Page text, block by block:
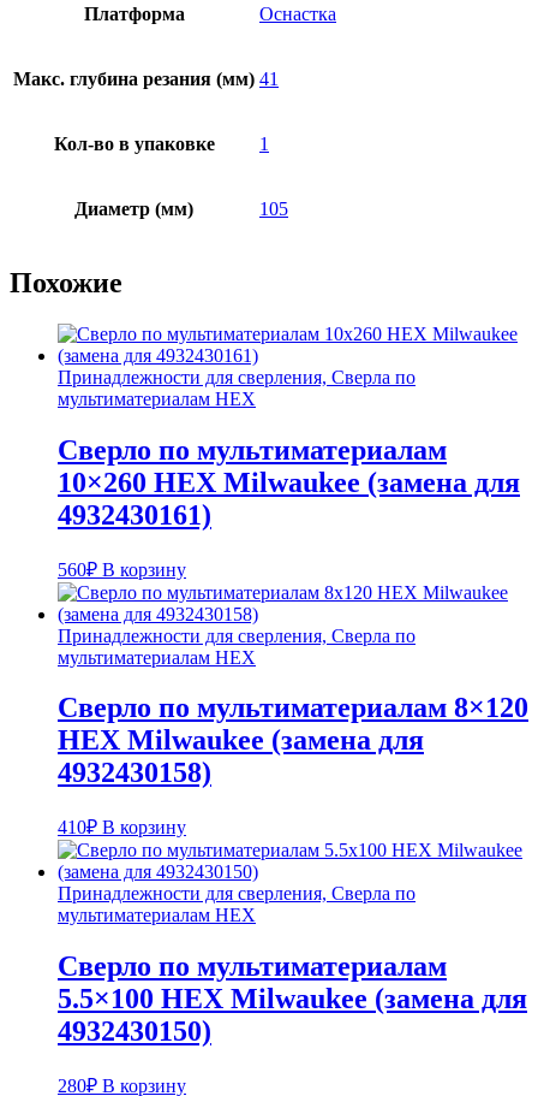
Платформа Оснастка
Макс. глубина резания (мм) 41
Кол-во в упаковке 1
Диаметр (мм) 105
Похожие
Принадлежности для сверления, Сверла по
мультиматериалам HEX
Сверло по мультиматериалам
10×260 HEX Milwaukee (замена для
4932430161)
560₽ В корзину
Принадлежности для сверления, Сверла по
мультиматериалам HEX
Сверло по мультиматериалам 8×120
HEX Milwaukee (замена для
4932430158)
410₽ В корзину
Принадлежности для сверления, Сверла по
мультиматериалам HEX
Сверло по мультиматериалам
5.5×100 HEX Milwaukee (замена для
4932430150)
280₽ В корзину